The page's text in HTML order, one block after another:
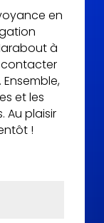
en
à
contacter
et les
Au plaisir
!